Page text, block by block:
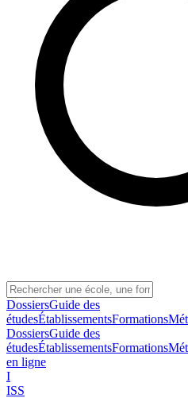
DossiersGuide des
étudesÉtablissementsFormations
DossiersGuide des
étudesÉtablissementsFormations
en ligne
I
ISS